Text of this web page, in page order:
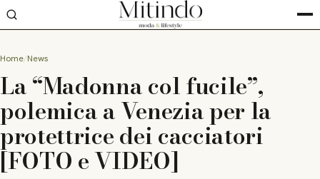
Home News
La “Madonna col fucile”,
polemica a Venezia per la
protettrice dei cacciatori
[FOTO e VIDEO]